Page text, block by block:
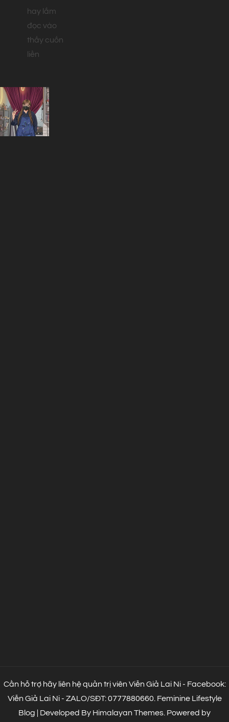
hay lắm
đọc vào
thấy cuốn
liền
Cần hỗ trợ hãy liên hệ quản trị viên Viễn Giả Lai Ni - Facebook:
Viễn Giả Lai Ni - ZALO/SĐT: 0777880660. Feminine Lifestyle
Blog | Developed By Himalayan Themes Powered by